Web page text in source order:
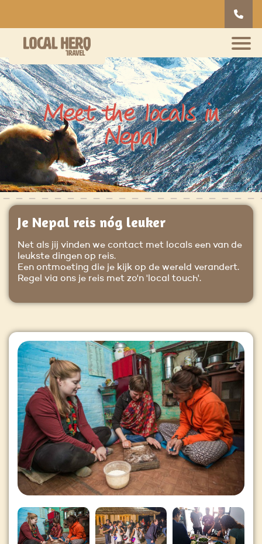
Meet the locals in
Nepal
Je Nepal reis nóg leuker
Net als jij vinden we contact met locals een van de
leukste dingen op reis.
Een ontmoeting die je kijk op de wereld verandert.
Regel via ons je reis met zo'n 'local touch'.